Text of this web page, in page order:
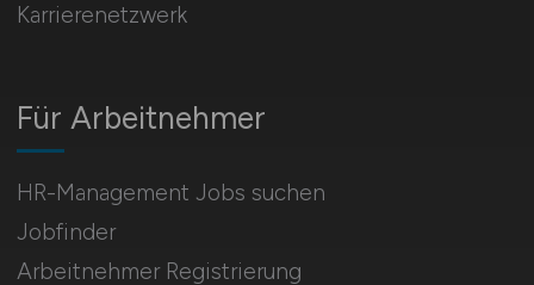
Für Arbeitnehmer
HR-Management Jobs suchen
Jobfinder
Arbeitnehmer Registrierung
Karrierenetzwerk